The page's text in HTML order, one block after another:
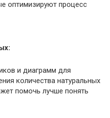
оптимизируют процесс
и диаграмм для
количества натуральных
помочь лучше понять